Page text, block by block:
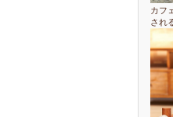
カフ
され